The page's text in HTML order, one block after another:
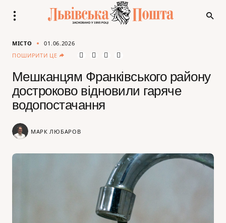
МІСТО
01.06.2026
ПОШИРИТИ ЦЕ
Мешканцям Франківського району
достроково відновили гаряче
водопостачання
МАРК ЛЮБАРОВ